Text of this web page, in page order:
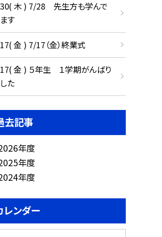
木 ) 7/28 先生方も学んで
す
金 ) 7/17（金）終業式
金 ) ５年生 １学期がんばり
た
去記事
年度
年度
年度
レンダー